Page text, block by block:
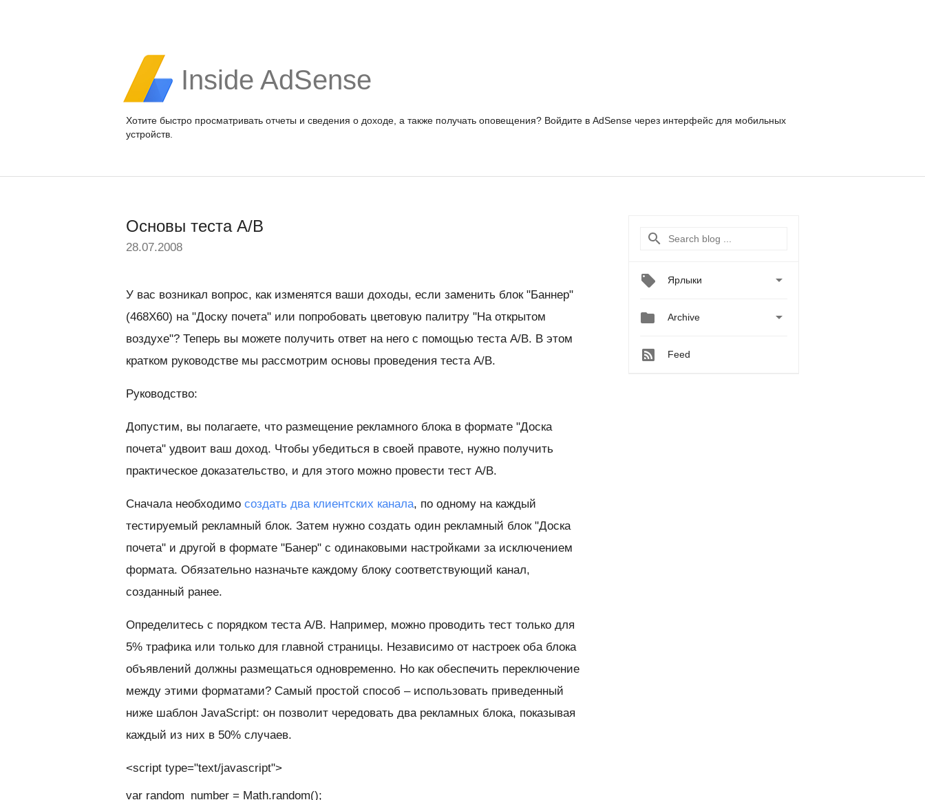
Inside AdSense
Хотите быстро просматривать отчеты и сведения о доходе, а также получать оповещения? Войдите в AdSense через интерфейс для мобильных
устройств.
Основы теста A/B
28.07.2008
У вас возникал вопрос, как изменятся ваши доходы, если заменить блок "Баннер"
(468X60) на "Доску почета" или попробовать цветовую палитру "На открытом
воздухе"? Теперь вы можете получить ответ на него с помощью теста A/B. В этом
кратком руководстве мы рассмотрим основы проведения теста A/B.
Руководство:
Допустим, вы полагаете, что размещение рекламного блока в формате "Доска
почета" удвоит ваш доход. Чтобы убедиться в своей правоте, нужно получить
практическое доказательство, и для этого можно провести тест A/B.
Сначала необходимо создать два клиентских канала, по одному на каждый
тестируемый рекламный блок. Затем нужно создать один рекламный блок "Доска
почета" и другой в формате "Банер" с одинаковыми настройками за исключением
формата. Обязательно назначьте каждому блоку соответствующий канал,
созданный ранее.
Определитесь с порядком теста A/B. Например, можно проводить тест только для
5% трафика или только для главной страницы. Независимо от настроек оба блока
объявлений должны размещаться одновременно. Но как обеспечить переключение
между этими форматами? Самый простой способ – использовать приведенный
ниже шаблон JavaScript: он позволит чередовать два рекламных блока, показывая
каждый из них в 50% случаев.
<script type="text/javascript">
var random_number = Math.random();
Ярлыки 
 Archive 
Feed